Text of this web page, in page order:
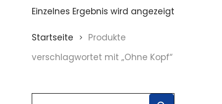
Einzelnes Ergebnis wird angezeigt
Startseite
Produkte
verschlagwortet mit „Ohne Kopf“